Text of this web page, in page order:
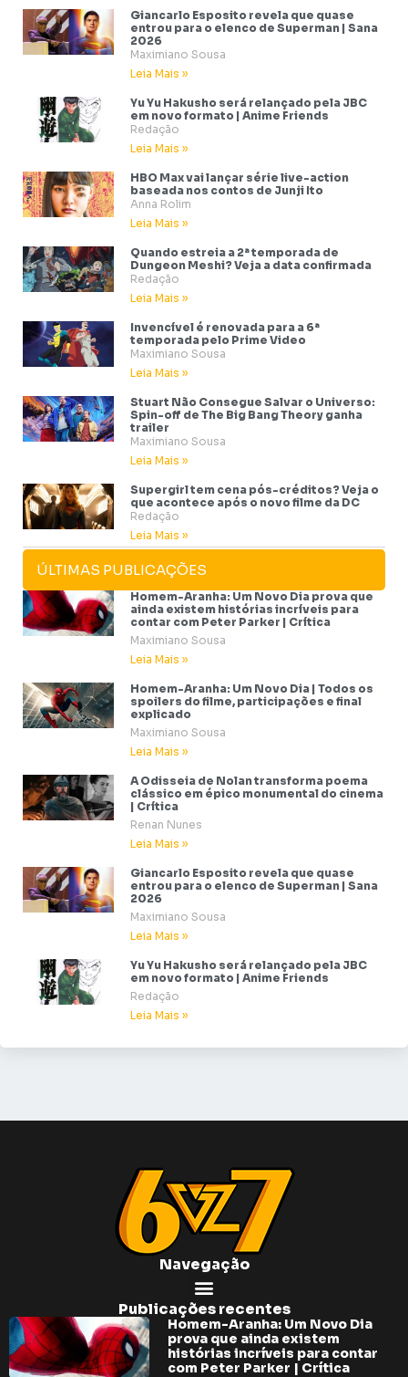
Giancarlo Esposito revela que quase
entrou para o elenco de Superman | Sana
2026
Maximiano Sousa
Leia Mais »
Yu Yu Hakusho será relançado pela JBC
em novo formato | Anime Friends
Redação
Leia Mais »
HBO Max vai lançar série live-action
baseada nos contos de Junji Ito
Anna Rolim
Leia Mais »
Quando estreia a 2ª temporada de
Dungeon Meshi? Veja a data confirmada
Redação
Leia Mais »
Invencível é renovada para a 6ª
temporada pelo Prime Video
Maximiano Sousa
Leia Mais »
Stuart Não Consegue Salvar o Universo:
Spin-off de The Big Bang Theory ganha
trailer
Maximiano Sousa
Leia Mais »
Supergirl tem cena pós-créditos? Veja o
que acontece após o novo filme da DC
Redação
Leia Mais »
ÚLTIMAS PUBLICAÇÕES
Homem-Aranha: Um Novo Dia prova que
ainda existem histórias incríveis para
contar com Peter Parker | Crítica
Maximiano Sousa
Leia Mais »
Homem-Aranha: Um Novo Dia | Todos os
spoilers do filme, participações e final
explicado
Maximiano Sousa
Leia Mais »
A Odisseia de Nolan transforma poema
clássico em épico monumental do cinema
| Crítica
Renan Nunes
Leia Mais »
Giancarlo Esposito revela que quase
entrou para o elenco de Superman | Sana
2026
Maximiano Sousa
Leia Mais »
Yu Yu Hakusho será relançado pela JBC
em novo formato | Anime Friends
Redação
Leia Mais »
Navegação
Publicações recentes
Homem-Aranha: Um Novo Dia
prova que ainda existem
histórias incríveis para contar
com Peter Parker | Crítica